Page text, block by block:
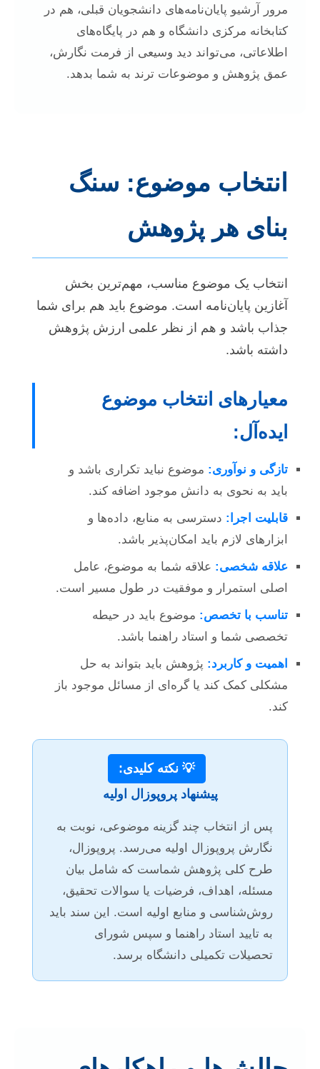
مرور آرشیو پایان‌نامه‌های دانشجویان قبلی، هم در
کتابخانه مرکزی دانشگاه و هم در پایگاه‌های
اطلاعاتی، می‌تواند دید وسیعی از فرمت نگارش،
عمق پژوهش و موضوعات ترند به شما بدهد.
انتخاب موضوع: سنگ
بنای هر پژوهش
انتخاب یک موضوع مناسب، مهم‌ترین بخش
آغازین پایان‌نامه است. موضوع باید هم برای شما
جذاب باشد و هم از نظر علمی ارزش پژوهش
داشته باشد.
معیارهای انتخاب موضوع
ایده‌آل:
تازگی و نوآوری: موضوع نباید تکراری باشد و
باید به نحوی به دانش موجود اضافه کند.
قابلیت اجرا: دسترسی به منابع، داده‌ها و
ابزارهای لازم باید امکان‌پذیر باشد.
علاقه شخصی: علاقه شما به موضوع، عامل
اصلی استمرار و موفقیت در طول مسیر است.
تناسب با تخصص: موضوع باید در حیطه
تخصصی شما و استاد راهنما باشد.
اهمیت و کاربرد: پژوهش باید بتواند به حل
مشکلی کمک کند یا گره‌ای از مسائل موجود باز
کند.
💡 نکته کلیدی:
پیشنهاد پروپوزال اولیه
پس از انتخاب چند گزینه موضوعی، نوبت به
نگارش پروپوزال اولیه می‌رسد. پروپوزال،
طرح کلی پژوهش شماست که شامل بیان
مسئله، اهداف، فرضیات یا سوالات تحقیق،
روش‌شناسی و منابع اولیه است. این سند باید
به تایید استاد راهنما و سپس شورای
تحصیلات تکمیلی دانشگاه برسد.